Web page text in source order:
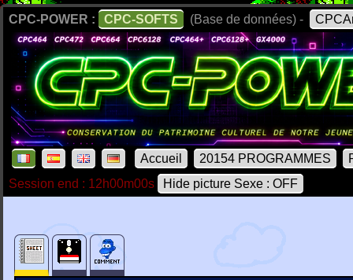
CPC-POWER : CPC-SOFTS (Base de données) -
Accueil 20154 PROGRAMMES
Session end : 12h00m00s
Hide picture Sexe : OFF